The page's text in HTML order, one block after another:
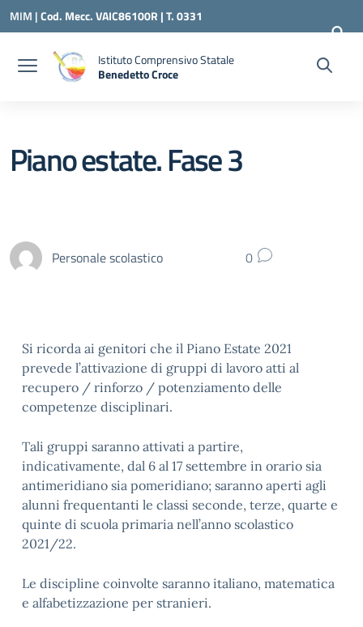
Vai ai contenuti
Vai al menu di navigazione
Vai al footer
MIM |Cod. Mecc. VAIC86100R | T. 0331
240260 | VAIC86100R@ISTRUZIONE.IT
Istituto Comprensivo Statale
Benedetto Croce
Piano estate. Fase 3
Personale scolastico 0
Si ricorda ai genitori che il Piano Estate 2021
prevede l’attivazione di gruppi di lavoro atti al
recupero / rinforzo / potenziamento delle
competenze disciplinari.
Tali gruppi saranno attivati a partire,
indicativamente, dal 6 al 17 settembre in orario sia
antimeridiano sia pomeridiano; saranno aperti agli
alunni frequentanti le classi seconde, terze, quarte e
quinte di scuola primaria nell’anno scolastico
2021/22.
Le discipline coinvolte saranno italiano, matematica
e alfabetizzazione per stranieri.